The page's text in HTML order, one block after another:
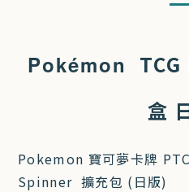
Pokémon
盒
Pokemon 寶可夢卡牌
Spinner 擴充包 (日版)